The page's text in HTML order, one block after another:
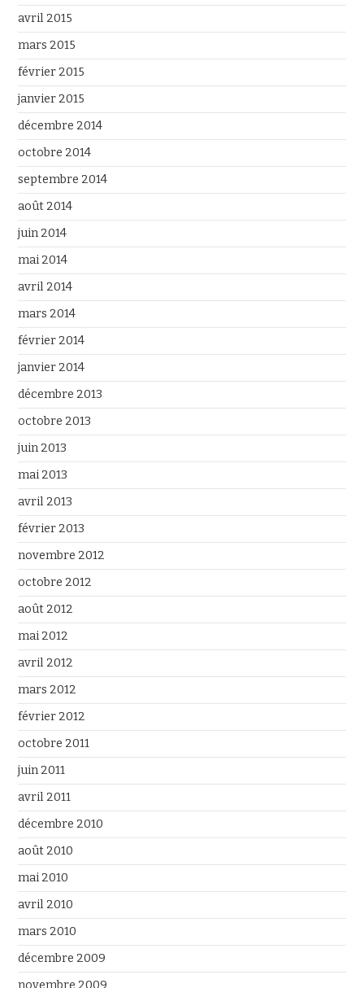
avril 2015
mars 2015
février 2015
janvier 2015
décembre 2014
octobre 2014
septembre 2014
août 2014
juin 2014
mai 2014
avril 2014
mars 2014
février 2014
janvier 2014
décembre 2013
octobre 2013
juin 2013
mai 2013
avril 2013
février 2013
novembre 2012
octobre 2012
août 2012
mai 2012
avril 2012
mars 2012
février 2012
octobre 2011
juin 2011
avril 2011
décembre 2010
août 2010
mai 2010
avril 2010
mars 2010
décembre 2009